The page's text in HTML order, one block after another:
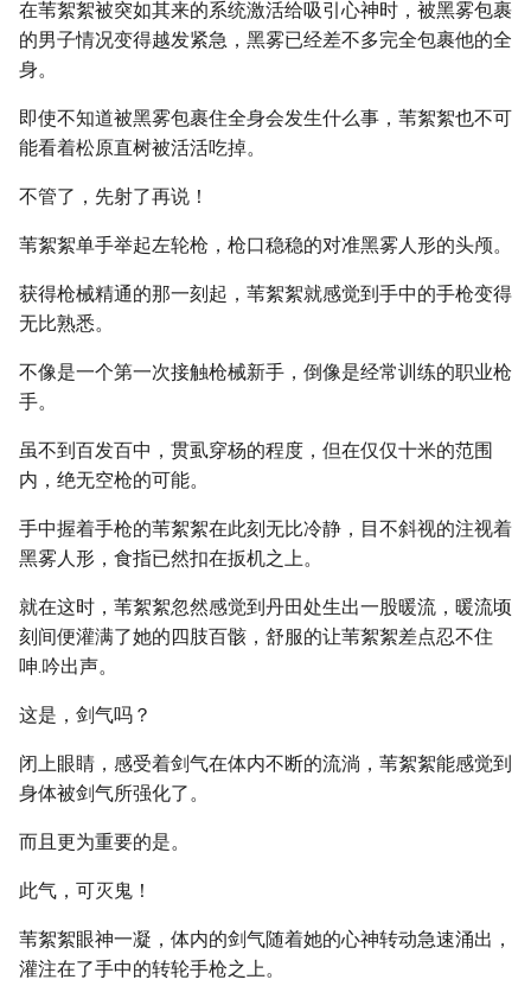
在苇絮絮被突如其来的系统激活给吸引心神时，被黑雾包裹
的男子情况变得越发紧急，黑雾已经差不多完全包裹他的全
身。
即使不知道被黑雾包裹住全身会发生什么事，苇絮絮也不可
能看着松原直树被活活吃掉。
不管了，先射了再说！
苇絮絮单手举起左轮枪，枪口稳稳的对准黑雾人形的头颅。
获得枪械精通的那一刻起，苇絮絮就感觉到手中的手枪变得
无比熟悉。
不像是一个第一次接触枪械新手，倒像是经常训练的职业枪
手。
虽不到百发百中，贯虱穿杨的程度，但在仅仅十米的范围
内，绝无空枪的可能。
手中握着手枪的苇絮絮在此刻无比冷静，目不斜视的注视着
黑雾人形，食指已然扣在扳机之上。
就在这时，苇絮絮忽然感觉到丹田处生出一股暖流，暖流顷
刻间便灌满了她的四肢百骸，舒服的让苇絮絮差点忍不住
呻.吟出声。
这是，剑气吗？
闭上眼睛，感受着剑气在体内不断的流淌，苇絮絮能感觉到
身体被剑气所强化了。
而且更为重要的是。
此气，可灭鬼！
苇絮絮眼神一凝，体内的剑气随着她的心神转动急速涌出，
灌注在了手中的转轮手枪之上。